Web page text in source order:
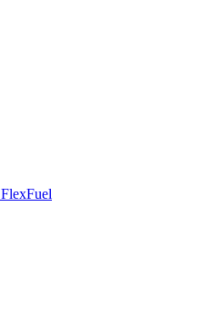
FlexFuel